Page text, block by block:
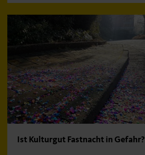
Ist Kulturgut Fastnacht in Gefahr?